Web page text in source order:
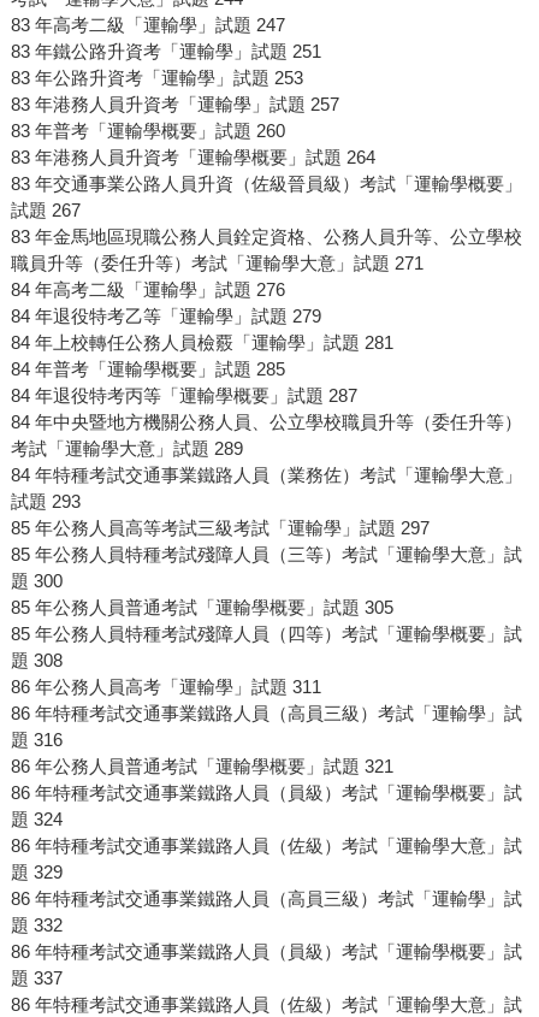
83 年高考二級「運輸學」試題 247
83 年鐵公路升資考「運輸學」試題 251
83 年公路升資考「運輸學」試題 253
83 年港務人員升資考「運輸學」試題 257
83 年普考「運輸學概要」試題 260
83 年港務人員升資考「運輸學概要」試題 264
83 年交通事業公路人員升資（佐級晉員級）考試「運輸學概要」
試題 267
83 年金馬地區現職公務人員銓定資格、公務人員升等、公立學校
職員升等（委任升等）考試「運輸學大意」試題 271
84 年高考二級「運輸學」試題 276
84 年退役特考乙等「運輸學」試題 279
84 年上校轉任公務人員檢覈「運輸學」試題 281
84 年普考「運輸學概要」試題 285
84 年退役特考丙等「運輸學概要」試題 287
84 年中央暨地方機關公務人員、公立學校職員升等（委任升等）
考試「運輸學大意」試題 289
84 年特種考試交通事業鐵路人員（業務佐）考試「運輸學大意」
試題 293
85 年公務人員高等考試三級考試「運輸學」試題 297
85 年公務人員特種考試殘障人員（三等）考試「運輸學大意」試
題 300
85 年公務人員普通考試「運輸學概要」試題 305
85 年公務人員特種考試殘障人員（四等）考試「運輸學概要」試
題 308
86 年公務人員高考「運輸學」試題 311
86 年特種考試交通事業鐵路人員（高員三級）考試「運輸學」試
題 316
86 年公務人員普通考試「運輸學概要」試題 321
86 年特種考試交通事業鐵路人員（員級）考試「運輸學概要」試
題 324
86 年特種考試交通事業鐵路人員（佐級）考試「運輸學大意」試
題 329
86 年特種考試交通事業鐵路人員（高員三級）考試「運輸學」試
題 332
86 年特種考試交通事業鐵路人員（員級）考試「運輸學概要」試
題 337
86 年特種考試交通事業鐵路人員（佐級）考試「運輸學大意」試